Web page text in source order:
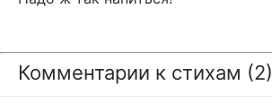
Комментарии к стихам (2)